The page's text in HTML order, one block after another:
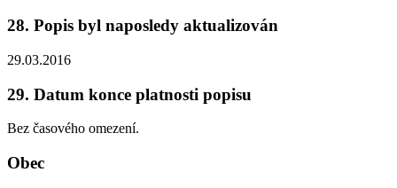
28. Popis byl naposledy aktualizován
29.03.2016
29. Datum konce platnosti popisu
Bez časového omezení.
Obec